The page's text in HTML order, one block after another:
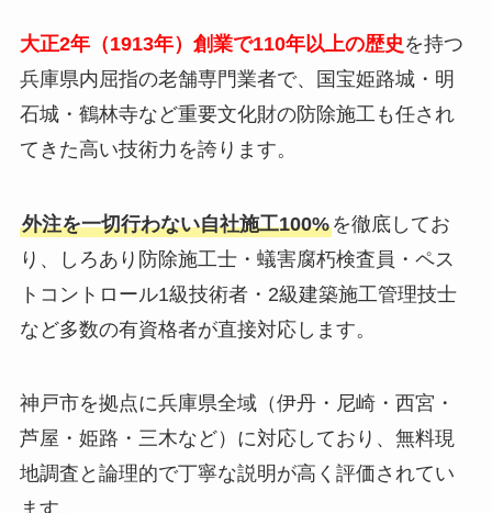
大正2年（1913年）創業で110年以上の歴史 を持つ
兵庫県内屈指の老舗専門業者で、国宝姫路城・明
石城・鶴林寺など重要文化財の防除施工も任され
てきた高い技術力を誇ります。
外注を一切行わない自社施工100%を徹底してお
り、しろあり防除施工士・蟻害腐朽検査員・ペス
トコントロール1級技術者・2級建築施工管理技士
など多数の有資格者が直接対応します。
神戸市を拠点に兵庫県全域（伊丹・尼崎・西宮・
芦屋・姫路・三木など）に対応しており、無料現
地調査と論理的で丁寧な説明が高く評価されてい